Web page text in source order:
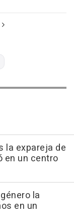
la expareja de
en un centro
la
en un